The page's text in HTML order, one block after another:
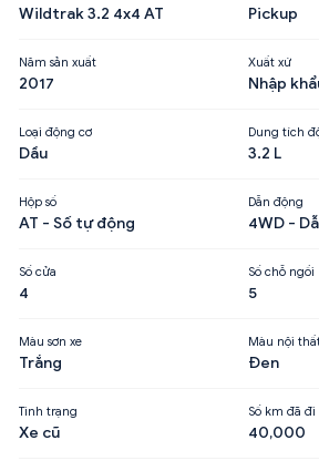
Wildtrak 3.2 4x4 AT Pickup
Năm sản xuất
2017
Xuất xứ
Nhập
Loại động cơ
Dầu
Dung tích
3.2 L
Hộp số
AT - Số tự động
Dẫn động
4WD -
Số cửa
4
Số chỗ ngồi
5
Màu sơn xe
Trắng
Màu nội
Đen
Tình trạng
Xe cũ
Số km đã đi
40,000